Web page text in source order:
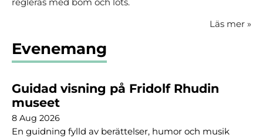
Läs mer »
Evenemang
Guidad visning på Fridolf Rhudin
museet
8 Aug 2026
En guidning fylld av berättelser, humor och musik